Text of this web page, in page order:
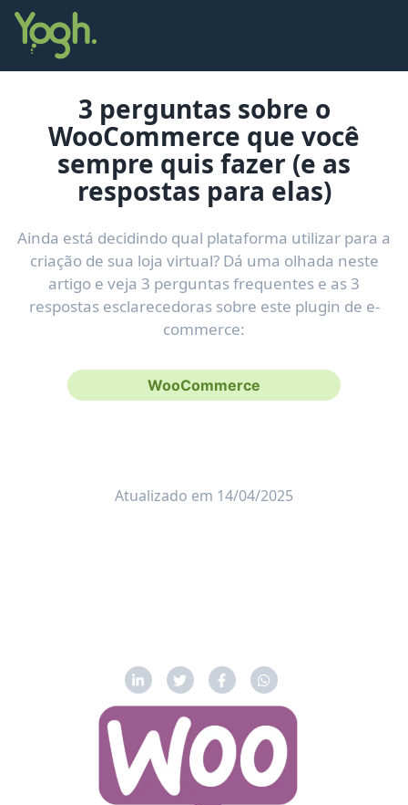
3 perguntas sobre o
WooCommerce que você
sempre quis fazer (e as
respostas para elas)
Ainda está decidindo qual plataforma utilizar para a
criação de sua loja virtual? Dá uma olhada neste
artigo e veja 3 perguntas frequentes e as 3
respostas esclarecedoras sobre este plugin de e-
commerce:
WooCommerce
Atualizado em 14/04/2025